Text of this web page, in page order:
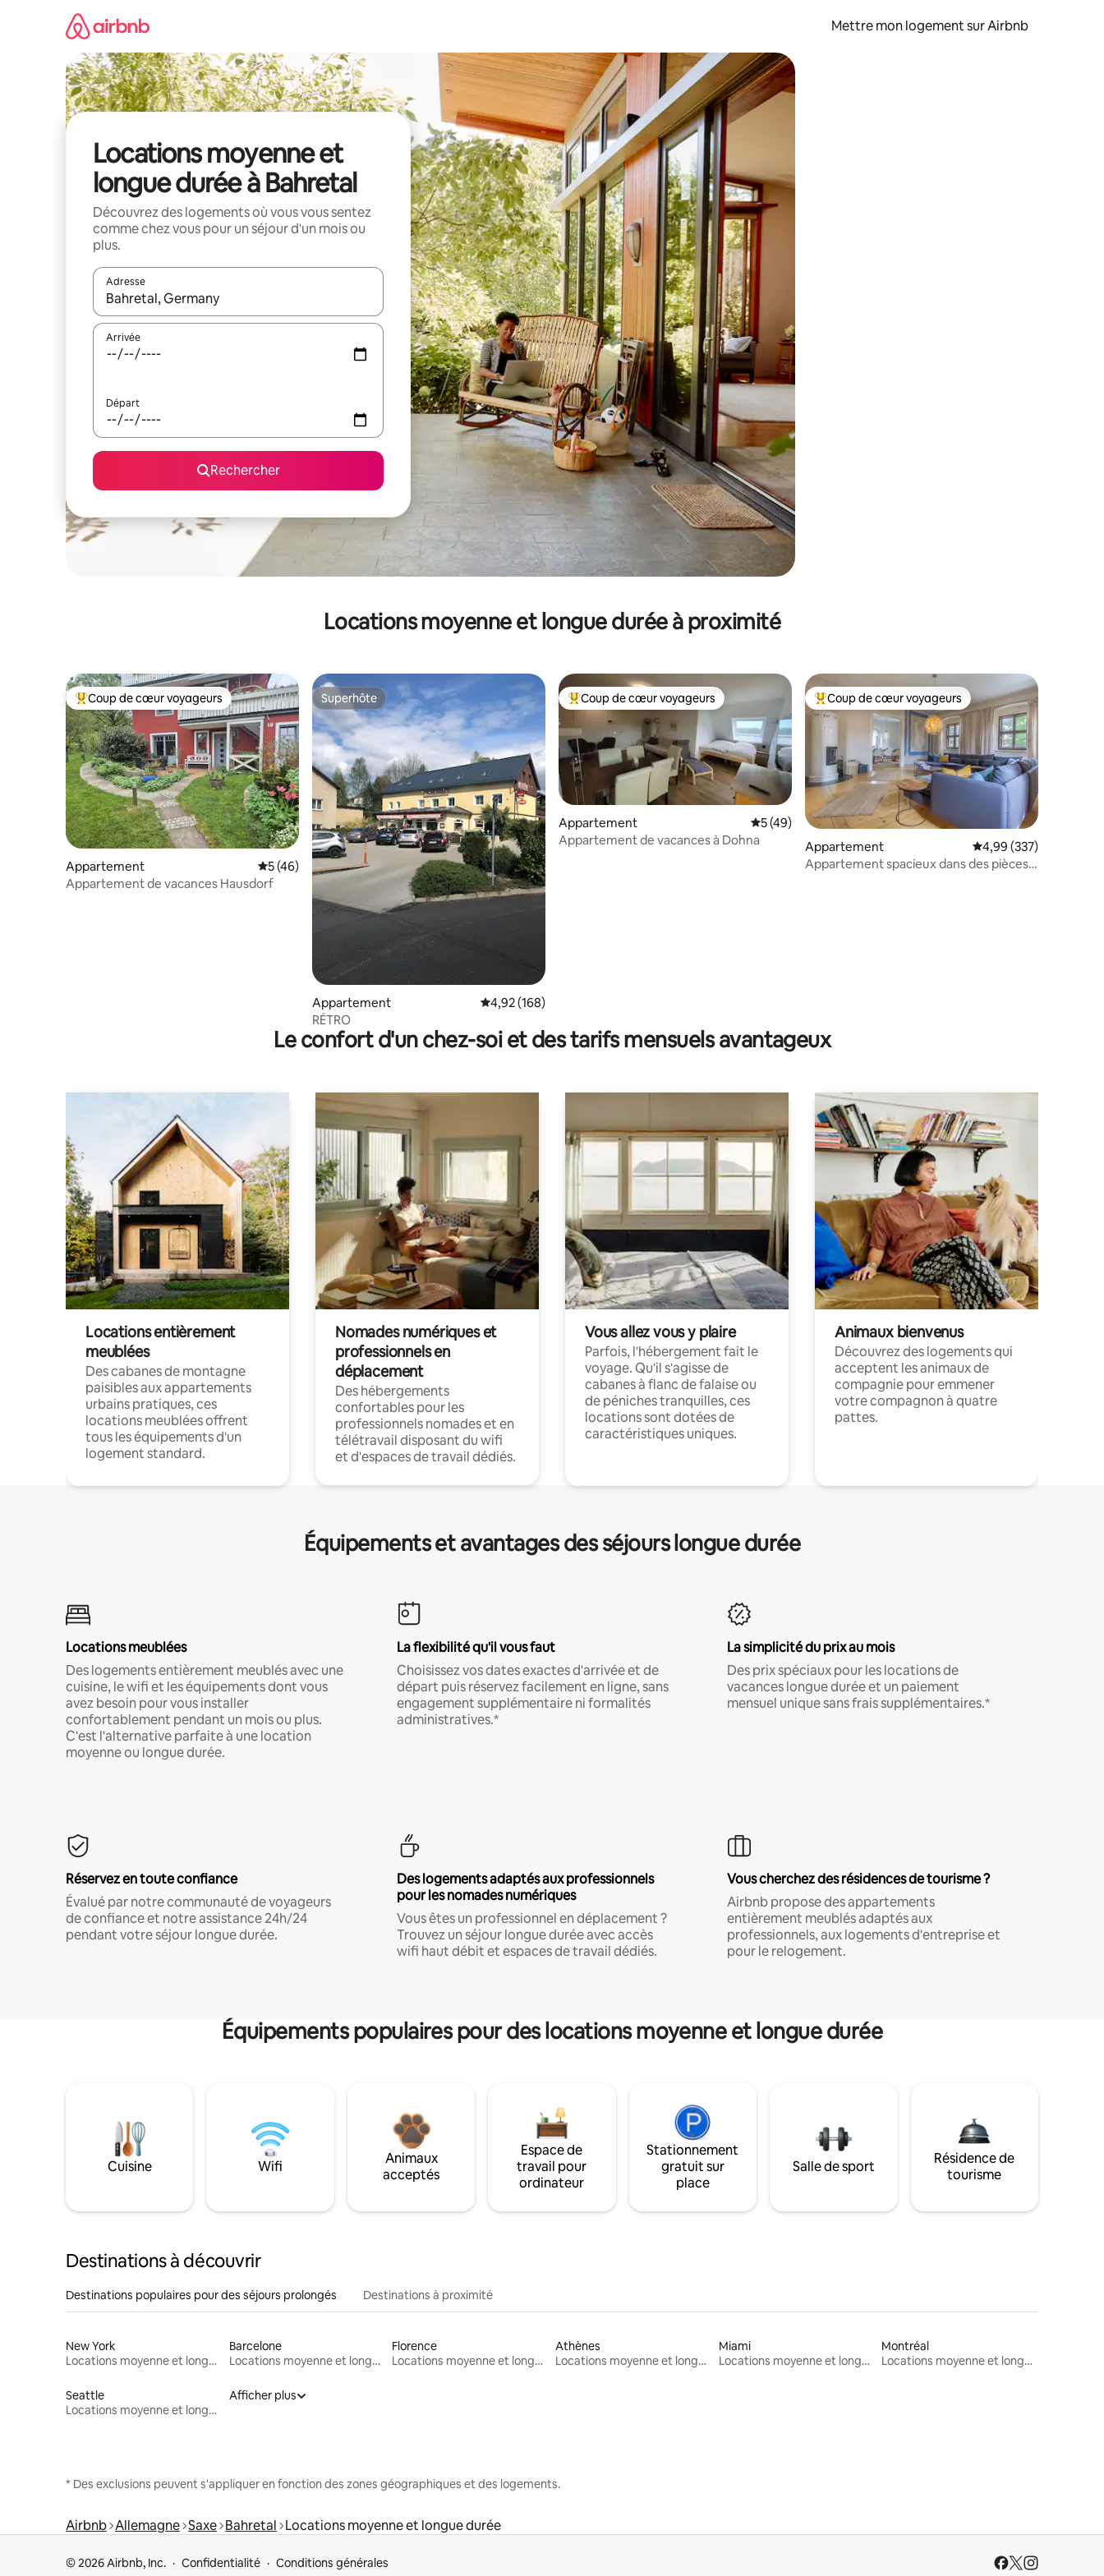
Mettre mon logement sur Airbnb
Locations moyenne et
longue durée à Bahretal
Découvrez des logements où vous vous sentez
comme chez vous pour un séjour d'un mois ou
plus.
Adresse
Lorsque les résultats s'affichent, utilisez les flèches vers le haut et vers le bas pour les parcourir ou en appuyant et en faisant glisser.
Arrivée
Départ
Rechercher
Locations moyenne et longue durée à proximité
Coups de cœur voyageurs les plus appréciés
Coup de cœur voyageurs
Appartement Évaluation moyenne sur la base de 46 commentaires : 5 sur 5
5 (46)
Appartement de vacances Hausdorf
Superhôte
Superhôte
Appartement Évaluation moyenne sur la base de 168 commentaires : 4,92 sur 5
4,92 (168)
RÉTRO
Coups de cœur voyageurs les plus appréciés
Coup de cœur voyageurs
Appartement Évaluation moyenne sur la base de 49 commentaires : 5 sur 5
5 (49)
Appartement de vacances à Dohna
Coups de cœur voyageurs les plus appréciés
Coup de cœur voyageurs
Appartement Évaluation moyenne
4,99 (337)
Appartement spacieux dans des pièces
Le confort d'un chez-soi et des tarifs mensuels avantageux
Locations entièrement
meublées
Des cabanes de montagne
paisibles aux appartements
urbains pratiques, ces
locations meublées offrent
tous les équipements d'un
logement standard.
Nomades numériques et
professionnels en
déplacement
Des hébergements
confortables pour les
professionnels nomades et en
télétravail disposant du wifi
et d'espaces de travail dédiés.
Vous allez vous y plaire
Parfois, l'hébergement fait le
voyage. Qu'il s'agisse de
cabanes à flanc de falaise ou
de péniches tranquilles, ces
locations sont dotées de
caractéristiques uniques.
Animaux bienvenus
Découvrez des logements qui
acceptent les animaux de
compagnie pour emmener
votre compagnon à quatre
pattes.
Équipements et avantages des séjours longue durée
Locations meublées
Des logements entièrement meublés avec une
cuisine, le wifi et les équipements dont vous
avez besoin pour vous installer
confortablement pendant un mois ou plus.
C'est l'alternative parfaite à une location
moyenne ou longue durée.
La flexibilité qu'il vous faut
Choisissez vos dates exactes d'arrivée et de
départ puis réservez facilement en ligne, sans
engagement supplémentaire ni formalités
administratives.*
La simplicité du prix au mois
Des prix spéciaux pour les locations de
vacances longue durée et un paiement
mensuel unique sans frais supplémentaires.*
Réservez en toute confiance
Évalué par notre communauté de voyageurs
de confiance et notre assistance 24h/24
pendant votre séjour longue durée.
Des logements adaptés aux professionnels
pour les nomades numériques
Vous êtes un professionnel en déplacement ?
Trouvez un séjour longue durée avec accès
wifi haut débit et espaces de travail dédiés.
Vous cherchez des résidences de tourisme ?
Airbnb propose des appartements
entièrement meublés adaptés aux
professionnels, aux logements d'entreprise et
pour le relogement.
Équipements populaires pour des locations moyenne et longue durée
Cuisine Wifi
Animaux
acceptés
Espace de
travail pour
ordinateur
Stationnement
gratuit sur
place
Salle de sport
Résidence de
tourisme
Destinations à découvrir
Destinations populaires pour des séjours prolongés Destinations à proximité
New York
Locations moyenne et longue durée
Barcelone
Locations moyenne et longue durée
Florence
Locations moyenne et longue durée
Athènes
Locations moyenne et longue durée
Miami
Locations moyenne et longue durée
Montréal
Locations moyenne et longue durée
Seattle
Locations moyenne et longue durée
Afficher plus
* Des exclusions peuvent s'appliquer en fonction des zones géographiques et des logements.
Airbnb Allemagne Saxe Bahretal Locations moyenne et longue durée
© 2026 Airbnb, Inc. Confidentialité Conditions générales